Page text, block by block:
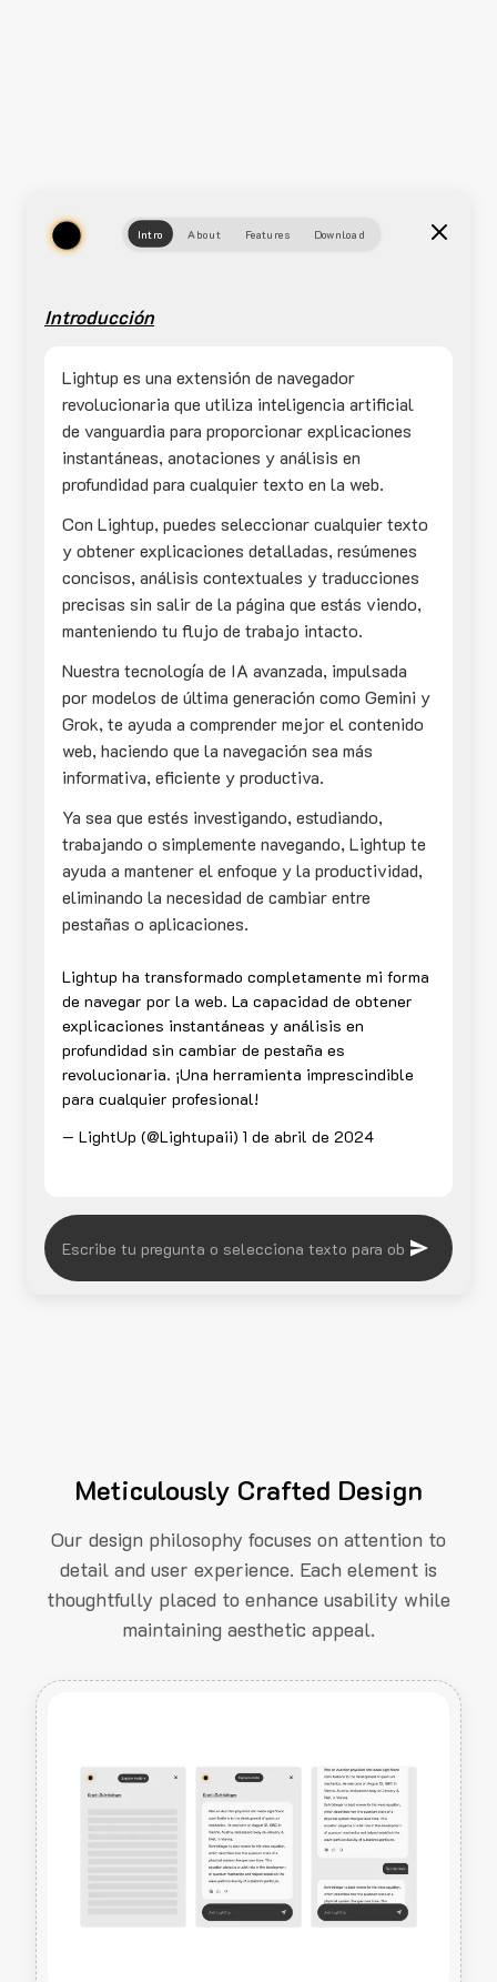
Intro About Features Download
Introducción
Lightup es una extensión de navegador
revolucionaria que utiliza inteligencia artificial
de vanguardia para proporcionar explicaciones
instantáneas, anotaciones y análisis en
profundidad para cualquier texto en la web.
Con Lightup, puedes seleccionar cualquier texto
y obtener explicaciones detalladas, resúmenes
concisos, análisis contextuales y traducciones
precisas sin salir de la página que estás viendo,
manteniendo tu flujo de trabajo intacto.
Nuestra tecnología de IA avanzada, impulsada
por modelos de última generación como Gemini y
Grok, te ayuda a comprender mejor el contenido
web, haciendo que la navegación sea más
informativa, eficiente y productiva.
Ya sea que estés investigando, estudiando,
trabajando o simplemente navegando, Lightup te
ayuda a mantener el enfoque y la productividad,
eliminando la necesidad de cambiar entre
pestañas o aplicaciones.
Lightup ha transformado completamente mi forma
de navegar por la web. La capacidad de obtener
explicaciones instantáneas y análisis en
profundidad sin cambiar de pestaña es
revolucionaria. ¡Una herramienta imprescindible
para cualquier profesional!
— LightUp (@Lightupaii) 1 de abril de 2024
Meticulously Crafted Design
Our design philosophy focuses on attention to
detail and user experience. Each element is
thoughtfully placed to enhance usability while
maintaining aesthetic appeal.